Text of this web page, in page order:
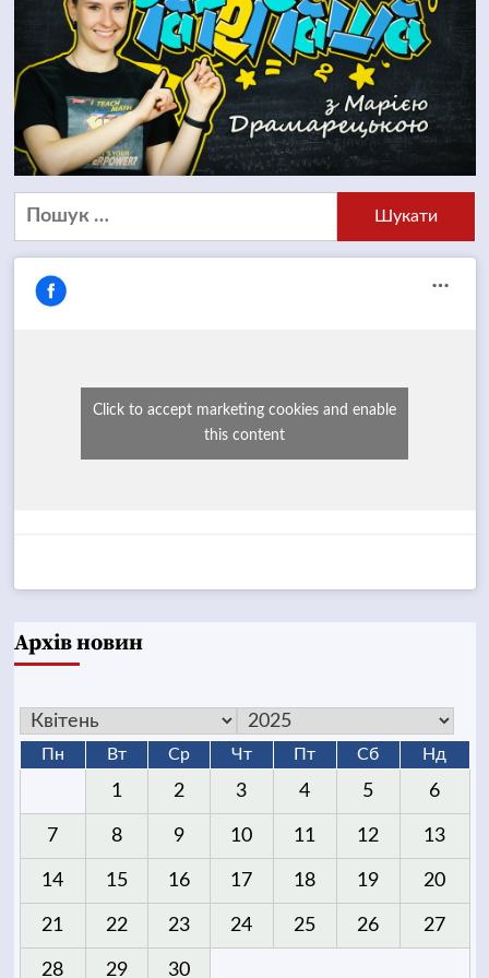
Пошук:
Click to accept marketing cookies and enable
this content
Архів новин
Пн Вт Ср Чт Пт Сб Нд
1 2 3 4 5 6
7 8 9 10 11 12 13
14 15 16 17 18 19 20
21 22 23 24 25 26 27
28 29 30